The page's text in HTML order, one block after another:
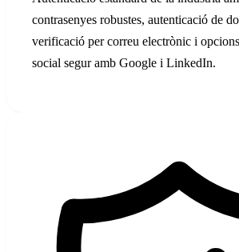
contrasenyes robustes, autenticació de
verificació per correu electrònic i
social segur amb Google i LinkedIn.